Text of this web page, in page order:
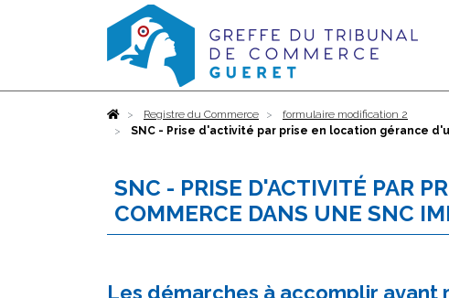
AccueilRegistre du Commerce
formulaire modification 2
SNC - Prise d'activité par prise en location gérance
SNC - PRISE D'ACTIVITÉ PAR
COMMERCE DANS UNE SNC
Les démarches à accomplir avant